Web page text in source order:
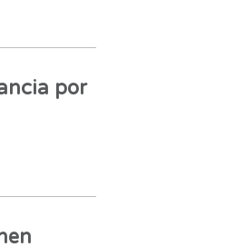
por